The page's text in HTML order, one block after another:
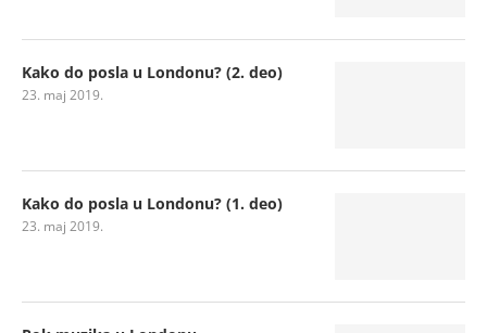
Kako do posla u Londonu? (2. deo)
23. maj 2019.
Kako do posla u Londonu? (1. deo)
23. maj 2019.